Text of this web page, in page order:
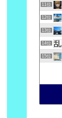
11位
12位
13位
14位
15位